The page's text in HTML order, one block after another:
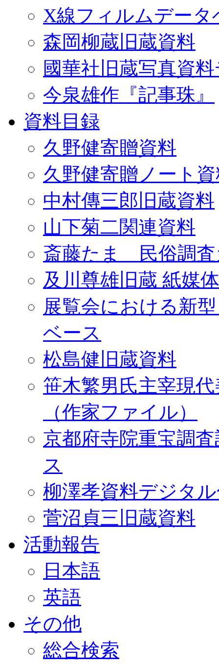
X線フィルムデータ
森岡柳蔵旧蔵資料
國華社旧蔵写真資
今泉雄作『記事珠』
資料目録
久野健寄贈資料
久野健寄贈ノート
中村傳三郎旧蔵資料
山下菊二関連資料
斎藤たま 民俗調査
及川尊雄旧蔵 紙媒
展覧会における新
ベース
松島健旧蔵資料
笹木繁男氏主宰現
（作家ファイル）
京都府寺院重宝調
ス
柳澤孝資料デジタ
菅沼貞三旧蔵資料
活動報告
日本語
英語
その他
総合検索